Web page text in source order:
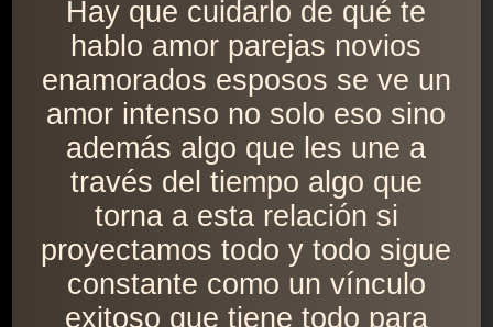
Hay que cuidarlo de qué te
hablo amor parejas novios
enamorados esposos se ve un
amor intenso no solo eso sino
además algo que les une a
través del tiempo algo que
torna a esta relación si
proyectamos todo y todo sigue
constante como un vínculo
exitoso que tiene todo para